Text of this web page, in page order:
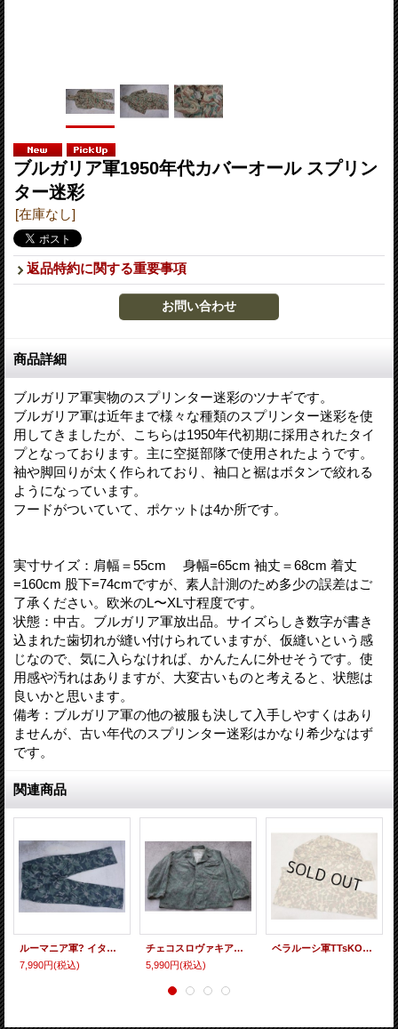
ブルガリア軍1950年代カバーオール スプリン
ター迷彩
[在庫なし]
返品特約に関する重要事項
商品詳細
ブルガリア軍実物のスプリンター迷彩のツナギです。
ブルガリア軍は近年まで様々な種類のスプリンター迷彩を使
用してきましたが、こちらは1950年代初期に採用されたタイ
プとなっております。主に空挺部隊で使用されたようです。
袖や脚回りが太く作られており、袖口と裾はボタンで絞れる
ようになっています。
フードがついていて、ポケットは4か所です。
実寸サイズ：肩幅＝55cm 身幅=65cm 袖丈＝68cm 着丈
=160cm 股下=74cmですが、素人計測のため多少の誤差はご
了承ください。欧米のL〜XL寸程度です。
状態：中古。ブルガリア軍放出品。サイズらしき数字が書き
込まれた歯切れが縫い付けられていますが、仮縫いという感
じなので、気に入らなければ、かんたんに外せそうです。使
用感や汚れはありますが、大変古いものと考えると、状態は
良いかと思います。
備考：ブルガリア軍の他の被服も決して入手しやすくはあり
ませんが、古い年代のスプリンター迷彩はかなり希少なはず
です。
関連商品
ルーマニア軍? イタリア軍? M1990リーフ迷彩アーバンタイプ？パンツ56新品
7,990円(税込)
チェコスロヴァキア軍Vz.60ジャケット ニードル迷彩2-B
5,990円(税込)
ベラルーシ軍TTsKO迷彩 上下セット